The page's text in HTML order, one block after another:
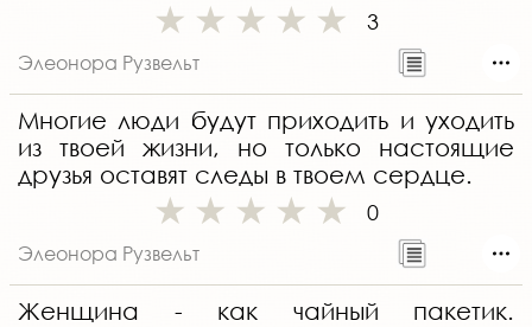
3
Элеонора Рузвельт
Многие люди будут приходить и уходить
из твоей жизни, но только настоящие
друзья оставят следы в твоем сердце.
0
Элеонора Рузвельт
Женщина - как чайный пакетик.